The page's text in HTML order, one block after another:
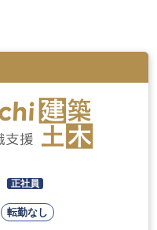
正社員
転勤なし